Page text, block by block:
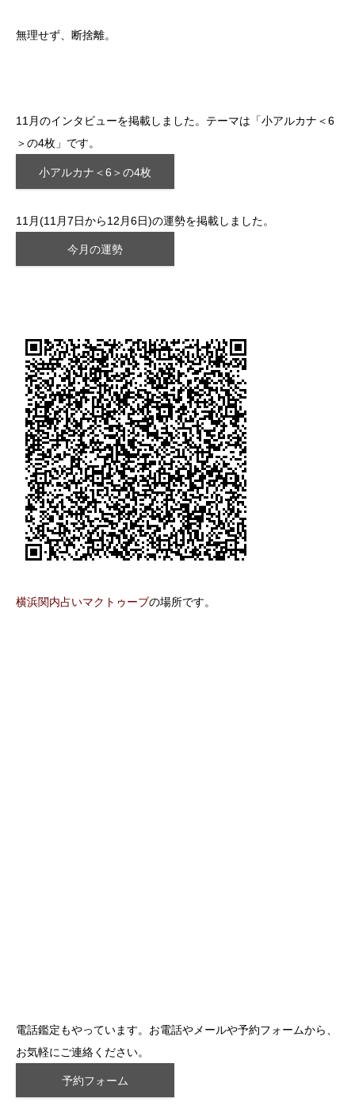
無理せず、断捨離。
11月のインタビューを掲載しました。テーマは「小アルカナ＜6
＞の4枚」です。
小アルカナ＜6＞の4枚
11月(11月7日から12月6日)の運勢を掲載しました。
今月の運勢
横浜関内占いマクトゥーブの場所です。
電話鑑定もやっています。お電話やメールや予約フォームから、
お気軽にご連絡ください。
予約フォーム